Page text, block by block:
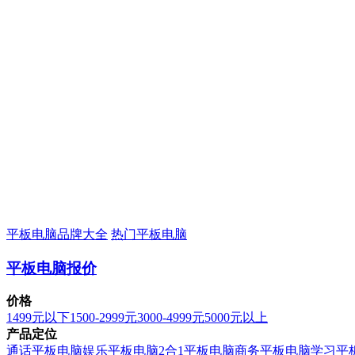
平板电脑品牌大全 热门平板电脑
平板电脑报价
价格
1499元以下1500-2999元3000-4999元5000元以上
产品定位
通话平板电脑娱乐平板电脑2合1平板电脑商务平板电脑学习平